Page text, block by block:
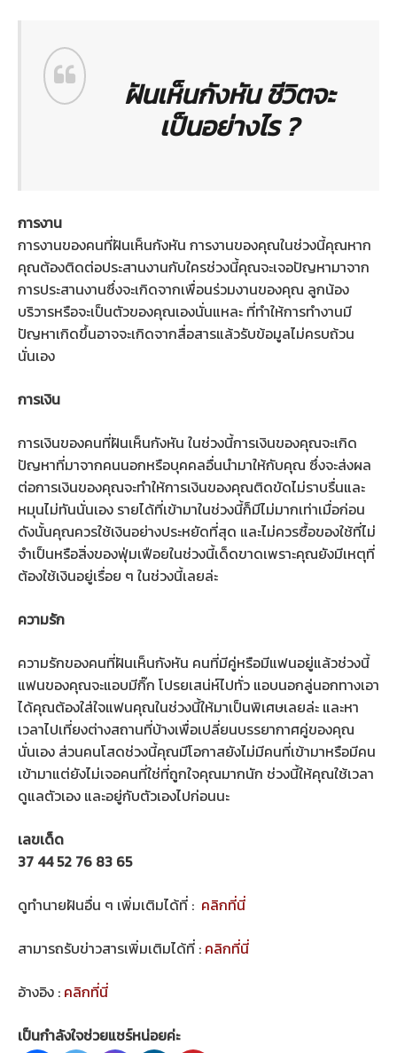
ฝันเห็นกังหัน ชีวิตจะ
เป็นอย่างไร ?
การงาน
การงานของคนที่ฝันเห็นกังหัน การงานของคุณในช่วงนี้คุณหาก
คุณต้องติดต่อประสานงานกับใครช่วงนี้คุณจะเจอปัญหามาจาก
การประสานงานซึ่งจะเกิดจากเพื่อนร่วมงานของคุณ ลูกน้อง
บริวารหรือจะเป็นตัวของคุณเองนั่นแหละ ที่ทำให้การทำงานมี
ปัญหาเกิดขึ้นอาจจะเกิดจากสื่อสารแล้วรับข้อมูลไม่ครบถ้วน
นั่นเอง
การเงิน
การเงินของคนที่ฝันเห็นกังหัน ในช่วงนี้การเงินของคุณจะเกิด
ปัญหาที่มาจากคนนอกหรือบุคคลอื่นนำมาให้กับคุณ ซึ่งจะส่งผล
ต่อการเงินของคุณจะทำให้การเงินของคุณติดขัดไม่ราบรื่นและ
หมุนไม่ทันนั่นเอง รายได้ที่เข้ามาในช่วงนี้ก็มีไม่มากเท่าเมื่อก่อน
ดังนั้นคุณควรใช้เงินอย่างประหยัดที่สุด และไม่ควรซื้อของใช้ที่ไม่
จำเป็นหรือสิ่งของฟุ่มเฟือยในช่วงนี้เด็ดขาดเพราะคุณยังมีเหตุที่
ต้องใช้เงินอยู่เรื่อย ๆ ในช่วงนี้เลยล่ะ
ความรัก
ความรักของคนที่ฝันเห็นกังหัน คนที่มีคู่หรือมีแฟนอยู่แล้วช่วงนี้
แฟนของคุณจะแอบมีกิ๊ก โปรยเสน่ห์ไปทั่ว แอบนอกลู่นอกทางเอา
ได้คุณต้องใส่ใจแฟนคุณในช่วงนี้ให้มาเป็นพิเศษเลยล่ะ และหา
เวลาไปเที่ยงต่างสถานที่บ้างเพื่อเปลี่ยนบรรยากาศคู่ของคุณ
นั่นเอง ส่วนคนโสดช่วงนี้คุณมีโอกาสยังไม่มีคนที่เข้ามาหรือมีคน
เข้ามาแต่ยังไม่เจอคนที่ใช่ที่ถูกใจคุณมากนัก ช่วงนี้ให้คุณใช้เวลา
ดูแลตัวเอง และอยู่กับตัวเองไปก่อนนะ
เลขเด็ด
37 44 52 76 83 65
ดูทำนายฝันอื่น ๆ เพิ่มเติมได้ที่ : คลิกที่นี่
สามารถรับข่าวสารเพิ่มเติมได้ที่ : คลิกที่นี่
อ้างอิง : คลิกที่นี่
เป็นกำลังใจช่วยแชร์หน่อยค่ะ